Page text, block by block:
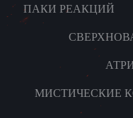
ПАКИ РЕАКЦИЙ
МИСТИЧЕСКИЕ